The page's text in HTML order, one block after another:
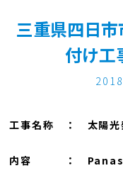
三重県四日
付け工
工事名称 ： 太陽光
内容 ：